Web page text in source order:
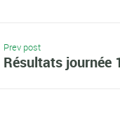
Prev post
Résultats journée